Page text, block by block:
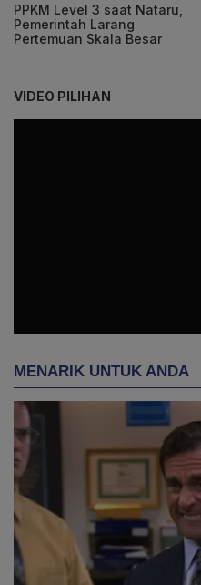
PPKM Level 3 saat Nataru,
Pemerintah Larang
Pertemuan Skala Besar
VIDEO PILIHAN